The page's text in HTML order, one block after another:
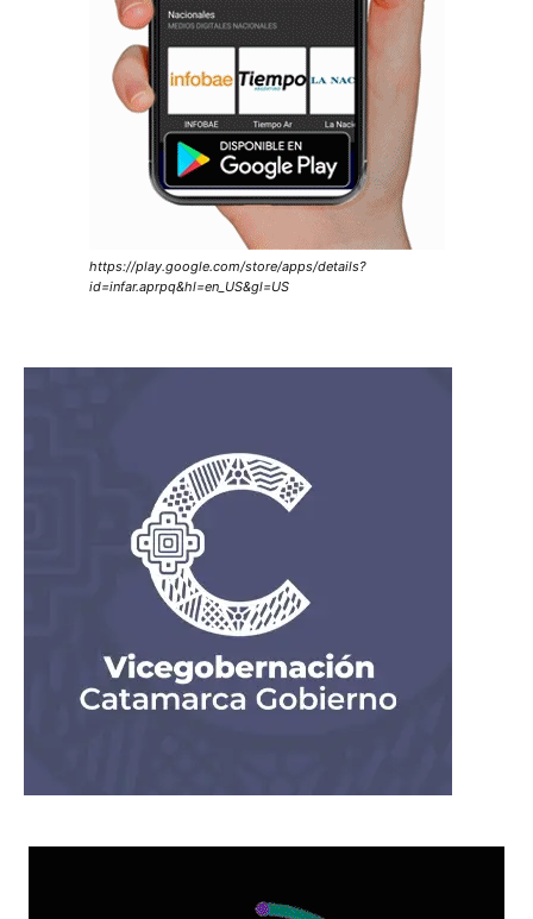
https://play.google.com/store/apps/details?
id=infar.aprpq&hl=en_US&gl=US